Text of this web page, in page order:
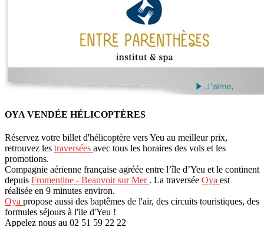
OYA VENDÉE HÉLICOPTÈRES
Réservez votre billet d'hélicoptère vers Yeu au meilleur prix,
retrouvez les traversées avec tous les horaires des vols et les
promotions.
Compagnie aérienne française agréée entre l’île d’Yeu et le continent
depuis Fromentine - Beauvoir sur Mer . La traversée Oya est
réalisée en 9 minutes environ.
Oya propose aussi des baptêmes de l'air, des circuits touristiques, des
formules séjours à l'ile d'Yeu !
Appelez nous au 02 51 59 22 22